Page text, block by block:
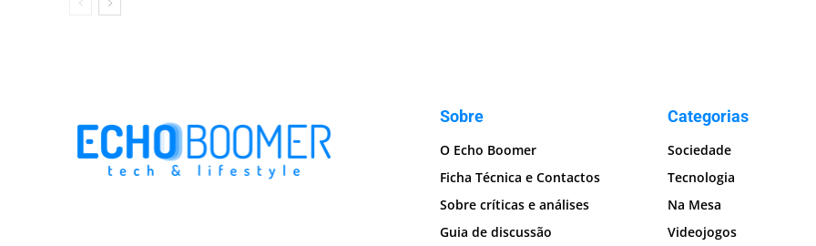
Sobre
O Echo Boomer
Ficha Técnica e Contactos
Sobre críticas e análises
Guia de discussão
Categorias
Sociedade
Tecnologia
Na Mesa
Videojogos